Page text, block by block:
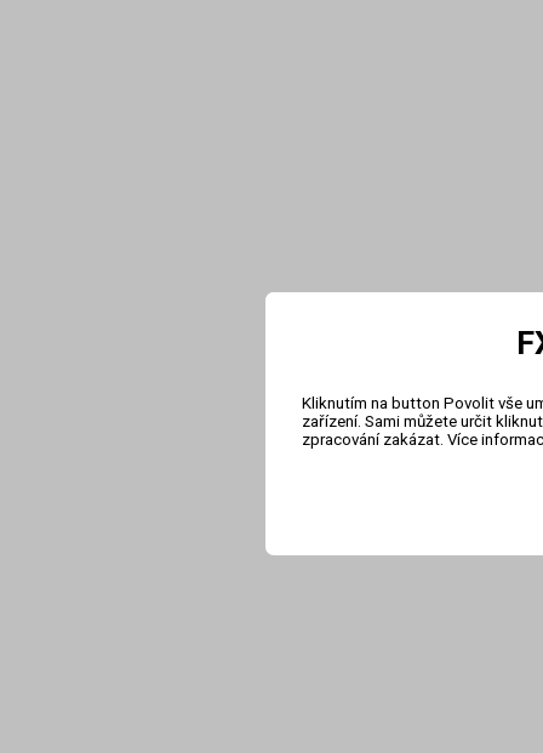
Kliknutím na button Povolit vše
zařízení. Sami můžete určit
zpracování zakázat. Více